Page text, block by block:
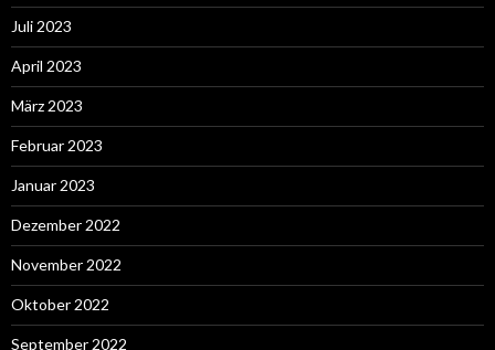
Juli 2023
April 2023
März 2023
Februar 2023
Januar 2023
Dezember 2022
November 2022
Oktober 2022
September 2022